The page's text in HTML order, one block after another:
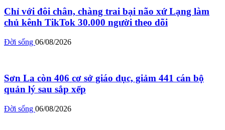
Chỉ với đôi chân, chàng trai bại não xứ Lạng làm
chủ kênh TikTok 30.000 người theo dõi
Đời sống 06/08/2026
Sơn La còn 406 cơ sở giáo dục, giảm 441 cán bộ
quản lý sau sắp xếp
Đời sống 06/08/2026